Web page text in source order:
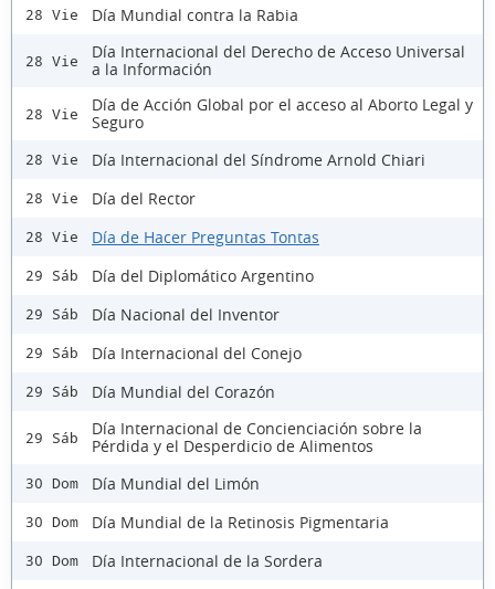
28 Vie Día Mundial contra la Rabia
28 Vie
Día Internacional del Derecho de Acceso Universal
a la Información
28 Vie
Día de Acción Global por el acceso al Aborto Legal y
Seguro
28 Vie Día Internacional del Síndrome Arnold Chiari
28 Vie Día del Rector
28 Vie Día de Hacer Preguntas Tontas
29 Sáb Día del Diplomático Argentino
29 Sáb Día Nacional del Inventor
29 Sáb Día Internacional del Conejo
29 Sáb Día Mundial del Corazón
29 Sáb
Día Internacional de Concienciación sobre la
Pérdida y el Desperdicio de Alimentos
30 Dom Día Mundial del Limón
30 Dom Día Mundial de la Retinosis Pigmentaria
30 Dom
Día Internacional de la Sordera